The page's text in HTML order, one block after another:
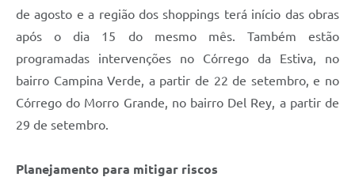
de agosto e a região dos shoppings terá início das obras
após o dia 15 do mesmo mês. Também estão
programadas intervenções no Córrego da Estiva, no
bairro Campina Verde, a partir de 22 de setembro, e no
Córrego do Morro Grande, no bairro Del Rey, a partir de
29 de setembro.
Planejamento para mitigar riscos